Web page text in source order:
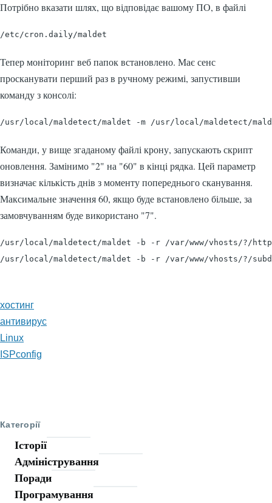
Потрібно вказати шлях, що відповідає вашому ПО, в файлі
/etc/cron.daily/maldet
Тепер моніторинг веб папок встановлено. Має сенс
просканувати перший раз в ручному режимі, запустивши
команду з консолі:
/usr/local/maldetect/maldet -m /usr/local/maldetect/
Команди, у вище згаданому файлі крону, запускають скрипт
оновлення. Замінимо "2" на "60" в кінці рядка. Цей параметр
визначає кількість днів з моменту попереднього сканування.
Максимальне значення 60, якщо буде встановлено більше, за
замовчуванням буде використано "7".
/usr/local/maldetect/maldet -b -r /var/www/vhosts/?/
/usr/local/maldetect/maldet -b -r /var/www/vhosts/?/
хостинг
антивирус
Linux
ISPconfig
Категорії
Історії
Адміністрування
Поради
Програмування